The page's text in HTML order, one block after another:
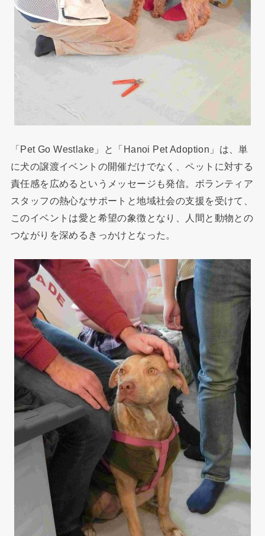
「Pet Go Westlake」と「Hanoi Pet Adoption」は、単
に犬の譲渡イベントの開催だけでなく、ペットに対する
責任感を広めるというメッセージも発信。ボランティア
スタッフの熱心なサポートと地域社会の支援を受けて、
このイベントは愛と希望の象徴となり、人間と動物との
つながりを深めるきっかけとなった。